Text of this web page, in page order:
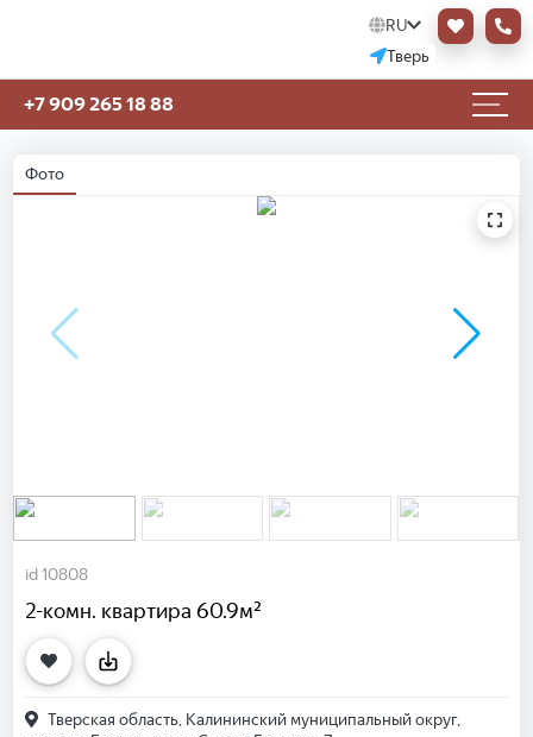
RU
Тверь
+7 909 265 18 88
Фото
id 10808
2-комн. квартира 60.9м²
Тверская область, Калининский муниципальный округ,